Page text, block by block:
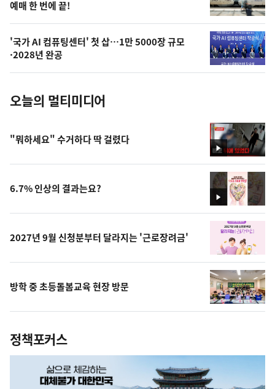
늘
의
사
진
예매 한 번에 끝!
'국가 AI 컴퓨팅센터' 첫 삽…1만 5000장 규모
·2028년 완공
오늘의 멀티미디어
영
상
"뭐하세요" 수거하다 딱 걸렸다
영
상
6.7% 인상의 결과는요?
2027년 9월 신청분부터 달라지는 '근로장려금'
방학 중 초등돌봄교육 현장 방문
정책포커스